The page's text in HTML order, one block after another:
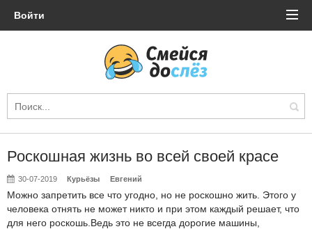
Войти
Роскошная жизнь во всей своей красе
30-07-2019 Курьёзы Евгений
Можно запретить все что угодно, но не роскошно жить. Этого у
человека отнять не может никто и при этом каждый решает, что
для него роскошь.Ведь это не всегда дорогие машины,